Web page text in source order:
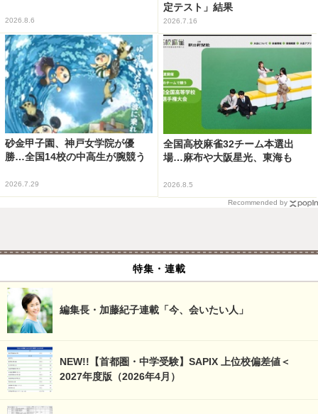
2026.8.6
定テスト」結果
2026.7.16
砂金甲子園、神戸女学院が優
勝…全国14校の中高生が腕競う
2026.7.29
全国高校麻雀32チーム本選出
場…麻布や大阪星光、東海も
2026.8.5
Recommended by
特集・連載
編集長・加藤紀子連載「今、会いたい人」
NEW!!【首都圏・中学受験】SAPIX 上位校偏差値＜
2027年度版（2026年4月）